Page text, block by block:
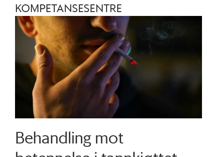
KOMPETANSESENTRE
Behandling mot